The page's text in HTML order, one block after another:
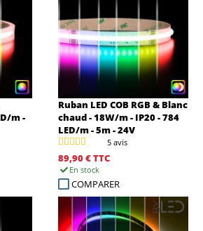
m -
Ruban LED COB RGB & Blanc
chaud - 18W/m - IP20 - 784
LED/m - 5m - 24V
5 avis
89,90 €TTC
En stock
COMPARER